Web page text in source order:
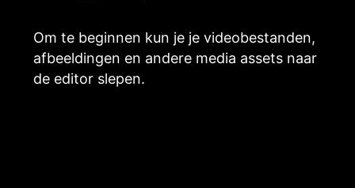
Om te beginnen kun je je videobestanden,
afbeeldingen en andere media assets naar
de editor slepen.